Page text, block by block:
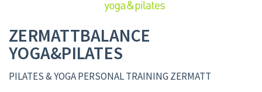
ZERMATTBALANCE
YOGA&PILATES
PILATES & YOGA PERSONAL TRAINING ZERMATT